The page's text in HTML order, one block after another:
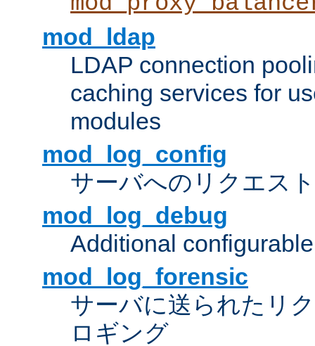
mod_ldap
LDAP connection
caching services for
modules
mod_log_config
サーバへのリクエス
mod_log_debug
Additional
mod_log_forensic
サーバに送られたリ
ロギング